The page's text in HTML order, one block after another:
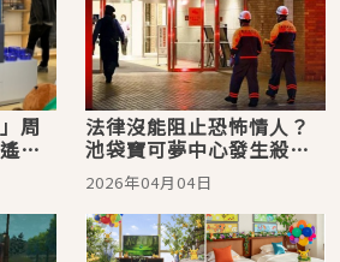
周
控
玩
法律沒能阻止恐怖情人？
池袋寶可夢中心發生殺人
案，如何處理跟蹤狂問題
引起網友熱議
2026年04月04日